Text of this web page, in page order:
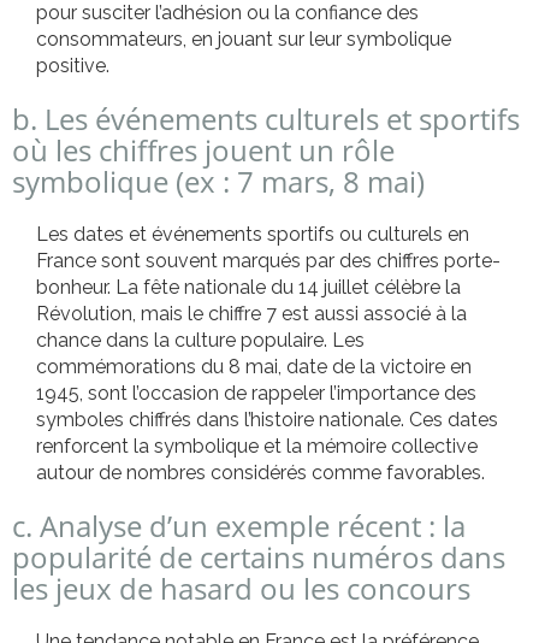
pour susciter l’adhésion ou la confiance des
consommateurs, en jouant sur leur symbolique
positive.
b. Les événements culturels et sportifs
où les chiffres jouent un rôle
symbolique (ex : 7 mars, 8 mai)
Les dates et événements sportifs ou culturels en
France sont souvent marqués par des chiffres porte-
bonheur. La fête nationale du 14 juillet célèbre la
Révolution, mais le chiffre 7 est aussi associé à la
chance dans la culture populaire. Les
commémorations du 8 mai, date de la victoire en
1945, sont l’occasion de rappeler l’importance des
symboles chiffrés dans l’histoire nationale. Ces dates
renforcent la symbolique et la mémoire collective
autour de nombres considérés comme favorables.
c. Analyse d’un exemple récent : la
popularité de certains numéros dans
les jeux de hasard ou les concours